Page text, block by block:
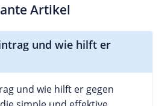
Artikel
und wie hilft er
und wie hilft er gegen